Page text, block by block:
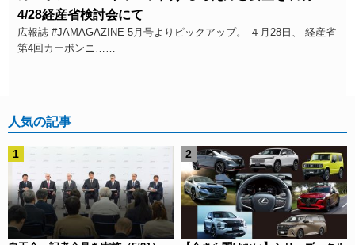
4/28経産省検討会にて
広報誌 #JAMAGAZINE 5月号よりピックアップ。 ４月28日、 経産省
第4回カーボンニ……
人気の記事